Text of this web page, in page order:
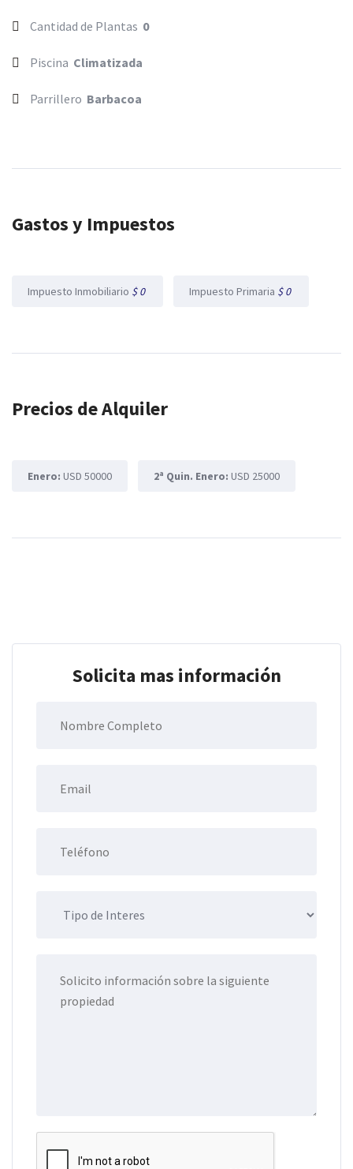
Cantidad de Plantas 0
Piscina Climatizada
Parrillero Barbacoa
Gastos y Impuestos
Impuesto Inmobiliario $ 0 Impuesto Primaria $ 0
Precios de Alquiler
Enero: USD 50000 2ª Quin. Enero: USD 25000
Solicita mas información